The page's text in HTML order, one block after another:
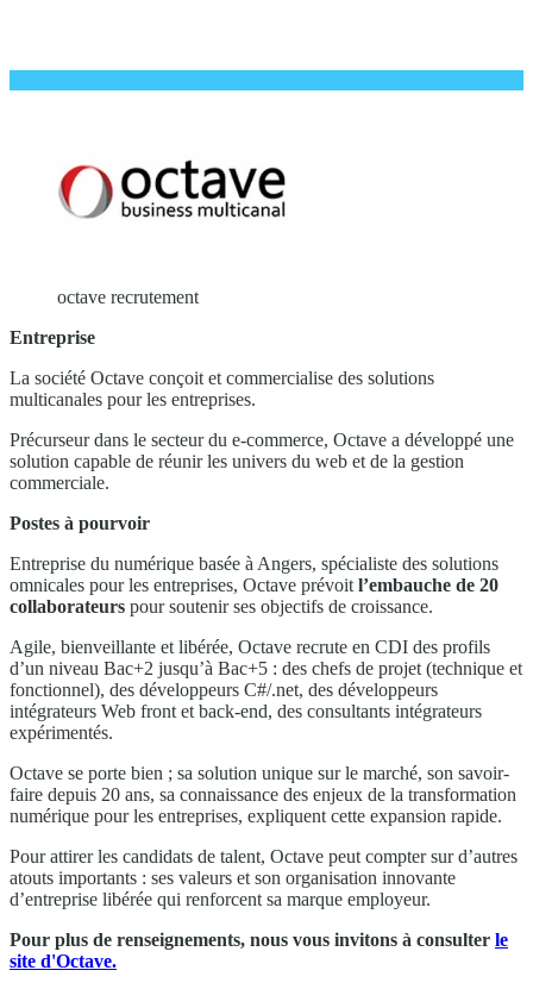
octave recrutement
Entreprise
La société Octave conçoit et commercialise des solutions
multicanales pour les entreprises.
Précurseur dans le secteur du e-commerce, Octave a développé une
solution capable de réunir les univers du web et de la gestion
commerciale.
Postes à pourvoir
Entreprise du numérique basée à Angers, spécialiste des solutions
omnicales pour les entreprises, Octave prévoit l’embauche de 20
collaborateurs pour soutenir ses objectifs de croissance.
Agile, bienveillante et libérée, Octave recrute en CDI des profils
d’un niveau Bac+2 jusqu’à Bac+5 : des chefs de projet (technique et
fonctionnel), des développeurs C#/.net, des développeurs
intégrateurs Web front et back-end, des consultants intégrateurs
expérimentés.
Octave se porte bien ; sa solution unique sur le marché, son savoir-
faire depuis 20 ans, sa connaissance des enjeux de la transformation
numérique pour les entreprises, expliquent cette expansion rapide.
Pour attirer les candidats de talent, Octave peut compter sur d’autres
atouts importants : ses valeurs et son organisation innovante
d’entreprise libérée qui renforcent sa marque employeur.
Pour plus de renseignements, nous vous invitons à consulter le
site d'Octave.